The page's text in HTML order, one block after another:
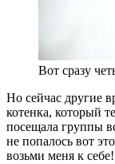
Вот сразу
Но сейчас другие
котенка, который
посещала группы
не попалось вот
возьми меня к